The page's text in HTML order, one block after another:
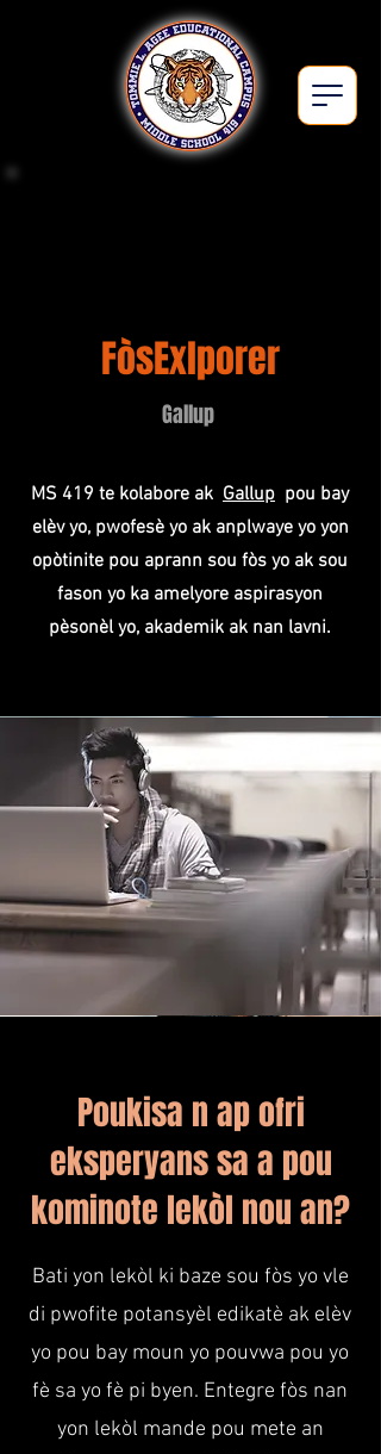
FòsExlporer
Gallup
MS 419 te kolabore ak Gallup pou bay
elèv yo, pwofesè yo ak anplwaye yo yon
opòtinite pou aprann sou fòs yo ak sou
fason yo ka amelyore aspirasyon
pèsonèl yo, akademik ak nan lavni.
Poukisa n ap ofri
eksperyans sa a pou
kominote lekòl nou an?
Bati yon lekòl ki baze sou fòs yo vle
di pwofite potansyèl edikatè ak elèv
yo pou bay moun yo pouvwa pou yo
fè sa yo fè pi byen. Entegre fòs nan
yon lekòl mande pou mete an